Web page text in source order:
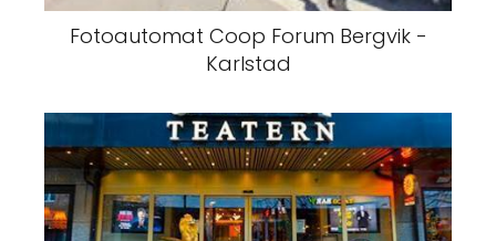
Fotoautomat Coop Forum Bergvik -
Karlstad